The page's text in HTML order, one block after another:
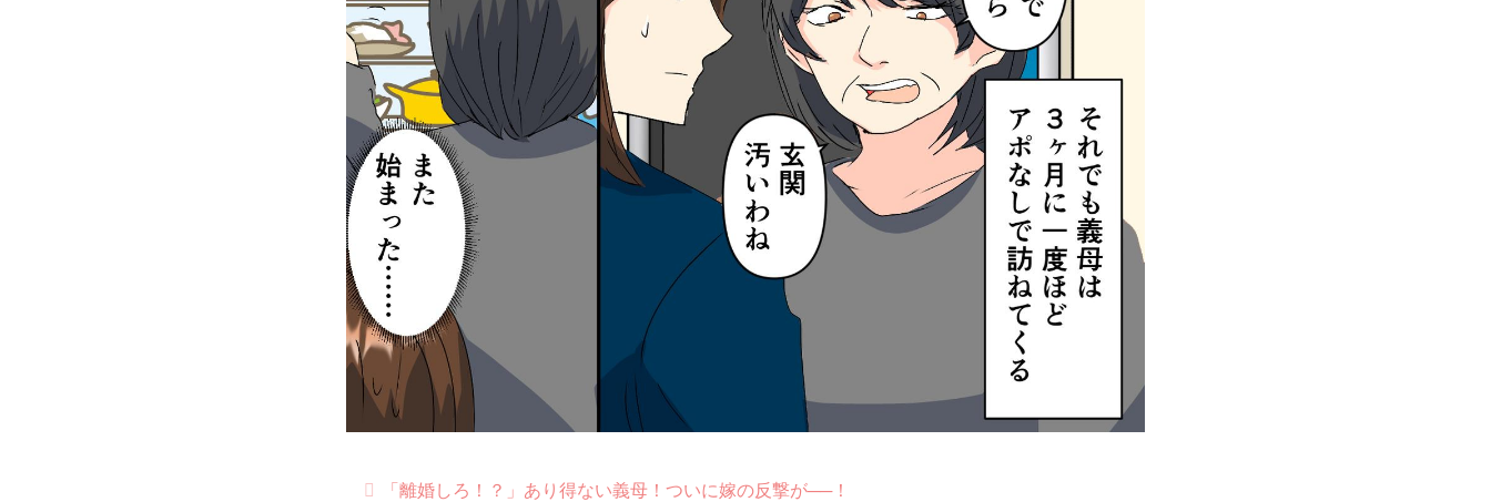
「離婚しろ！？」あり得ない義母！ついに嫁の反撃が──！